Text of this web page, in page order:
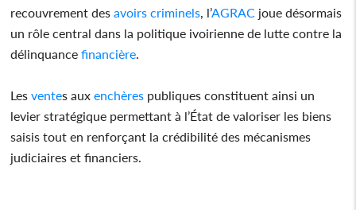
recouvrement des avoirs criminels , l’AGRAC joue désormais
un rôle central dans la politique ivoirienne de lutte contre la
délinquance financière
Les ventes aux enchères publiques constituent ainsi un
levier stratégique permettant à l’État de valoriser les biens
saisis tout en renforçant la crédibilité des mécanismes
judiciaires et financiers.